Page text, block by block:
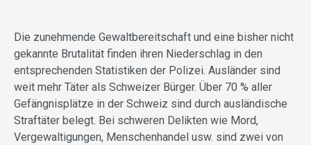
Die zunehmende Gewaltbereitschaft und eine bisher nicht
gekannte Brutalität finden ihren Niederschlag in den
entsprechenden Statistiken der Polizei. Ausländer sind
weit mehr Täter als Schweizer Bürger. Über 70 % aller
Gefängnisplätze in der Schweiz sind durch ausländische
Straftäter belegt. Bei schweren Delikten wie Mord,
Vergewaltigungen, Menschenhandel usw. sind zwei von